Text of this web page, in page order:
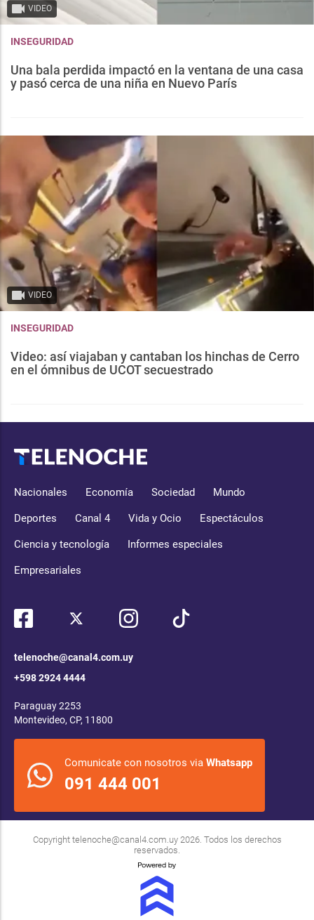
VIDEO
INSEGURIDAD
Una bala perdida impactó en la ventana de una casa
y pasó cerca de una niña en Nuevo París
VIDEO
INSEGURIDAD
Video: así viajaban y cantaban los hinchas de Cerro
en el ómnibus de UCOT secuestrado
Nacionales Economía Sociedad Mundo
Deportes Canal 4 Vida y Ocio Espectáculos
Ciencia y tecnología Informes especiales
Empresariales
telenoche@canal4.com.uy
+598 2924 4444
Paraguay 2253
Montevideo, CP, 11800
Comunicate con nosotros via Whatsapp
091 444 001
Copyright telenoche@canal4.com.uy2026. Todos los derechos
reservados.